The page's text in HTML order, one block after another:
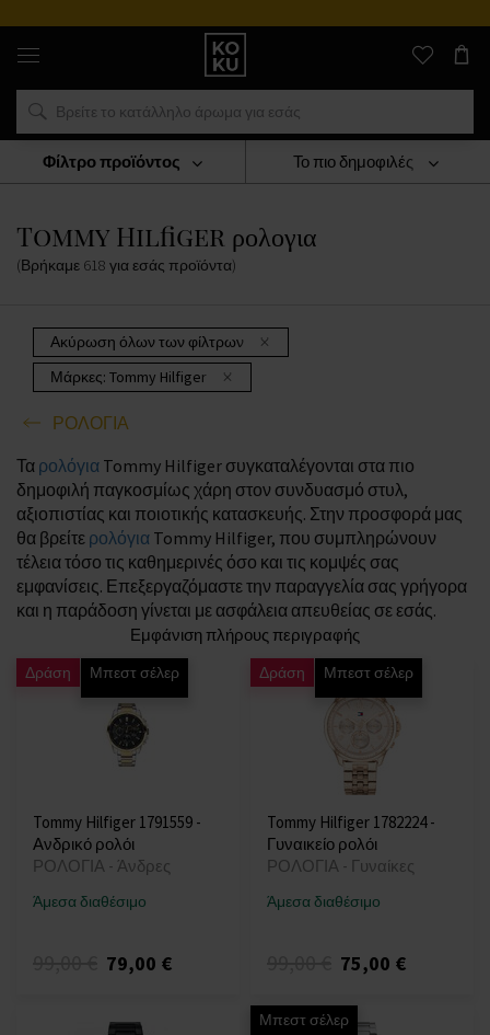
Αυθεντικά
αρώματα
και
ρολόγια
σε
μέρος
ΡΟΛΟΓΙΑ
Tommy Hilfiger Ρολογια
Tommy Hilfiger ρολογια
(Βρήκαμε 618 για εσάς προϊόντα)
Το πιο δημοφιλές
Ακύρωση όλων των φίλτρων
Μάρκες: Tommy Hilfiger
ΡΟΛΟΓΙΑ
Φίλτρο προϊόντος
Τα ρολόγια Tommy Hilfiger συγκαταλέγονται στα πιο
δημοφιλή παγκοσμίως χάρη στον συνδυασμό στυλ,
αξιοπιστίας και ποιοτικής κατασκευής. Στην προσφορά μας
θα βρείτε ρολόγια Tommy Hilfiger, που συμπληρώνουν
τέλεια τόσο τις καθημερινές όσο και τις κομψές σας
εμφανίσεις. Επεξεργαζόμαστε την παραγγελία σας γρήγορα
και η παράδοση γίνεται με ασφάλεια απευθείας σε εσάς.
Εμφάνιση πλήρους περιγραφής
Δράση Μπεστ σέλερ
Tommy Hilfiger 1791559 -
Ανδρικό ρολόι
ΡΟΛΟΓΙΑ - Άνδρες
Άμεσα διαθέσιμο
79,00 €
Δράση Μπεστ σέλερ
Tommy Hilfiger 1782224 -
Γυναικείο ρολόι
ΡΟΛΟΓΙΑ - Γυναίκες
Άμεσα διαθέσιμο
75,00 €
Μπεστ σέλερ